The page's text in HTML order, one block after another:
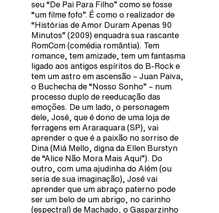
seu “De Pai Para Filho” como se fosse
“um filme fofo”. É como o realizador de
“Histórias de Amor Duram Apenas 90
Minutos” (2009) enquadra sua rascante
RomCom (comédia romântia). Tem
romance, tem amizade, tem um fantasma
ligado aos antigos espíritos do B-Rock e
tem um astro em ascensão – Juan Paiva,
o Buchecha de “Nosso Sonho” – num
processo duplo de reeducação das
emoções. De um lado, o personagem
dele, José, que é dono de uma loja de
ferragens em Araraquara (SP), vai
aprender o que é a paixão no sorriso de
Dina (Miá Mello, digna da Ellen Burstyn
de “Alice Não Mora Mais Aqui”). Do
outro, com uma ajudinha do Além (ou
seria de sua imaginação), José vai
aprender que um abraço paterno pode
ser um belo de um abrigo, no carinho
(espectral) de Machado, o Gasparzinho